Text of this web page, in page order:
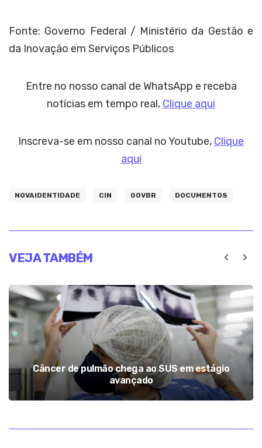
Fonte: Governo Federal / Ministério da Gestão e
da Inovação em Serviços Públicos
Entre no nosso canal de WhatsApp e receba
notícias em tempo real, Clique aqui
Inscreva-se em nosso canal no Youtube, Clique
aqui
NOVAIDENTIDADE CIN GOVBR DOCUMENTOS
VEJA TAMBÉM
Câncer de pulmão chega ao SUS em estágio
avançado